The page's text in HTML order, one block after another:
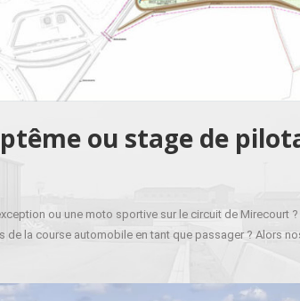
ou stage de
ou une moto sportive sur le circuit de Mirecourt
la course automobile en tant que passager ? Alors